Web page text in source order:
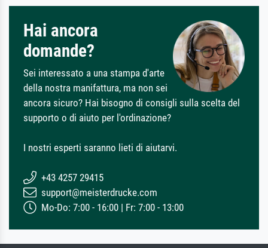
Hai ancora
domande?
Sei interessato a una stampa d'arte
della nostra manifattura, ma non sei
ancora sicuro? Hai bisogno di consigli sulla scelta del
supporto o di aiuto per l'ordinazione?
I nostri esperti saranno lieti di aiutarvi.
+43 4257 29415
support@meisterdrucke.com
Mo-Do: 7:00 - 16:00 | Fr: 7:00 - 13:00